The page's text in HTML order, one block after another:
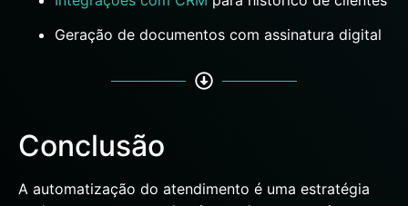
Geração de documentos com assinatura digital
Conclusão
A automatização do atendimento é uma estratégia